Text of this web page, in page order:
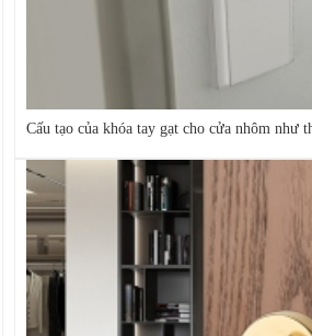
Cấu tạo của khóa tay gạt cho cửa nhôm như